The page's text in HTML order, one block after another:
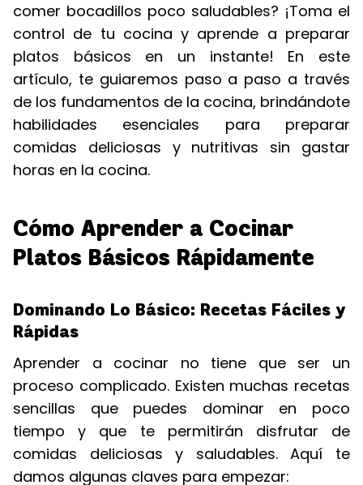
comer bocadillos poco saludables? ¡Toma el
control de tu cocina y aprende a preparar
platos básicos en un instante! En este
artículo, te guiaremos paso a paso a través
de los fundamentos de la cocina, brindándote
habilidades esenciales para preparar
comidas deliciosas y nutritivas sin gastar
horas en la cocina.
Cómo Aprender a Cocinar
Platos Básicos Rápidamente
Dominando Lo Básico: Recetas Fáciles y
Rápidas
Aprender a cocinar no tiene que ser un
proceso complicado. Existen muchas recetas
sencillas que puedes dominar en poco
tiempo y que te permitirán disfrutar de
comidas deliciosas y saludables. Aquí te
damos algunas claves para empezar: